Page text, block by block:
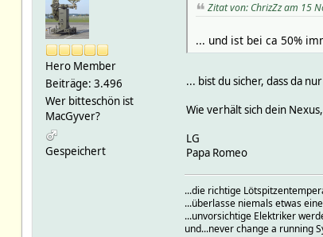
Hero Member
Beiträge: 3.496
Wer bitteschön ist
MacGyver?
Gespeichert
Zitat von: ChrizZz am 15
... und ist bei ca 50%
... bist du sicher, dass da
Wie verhält sich dein
LG
Papa Romeo
...die richtige
...überlasse niemals etwas
...unvorsichtige Elektriker
und...never change a running